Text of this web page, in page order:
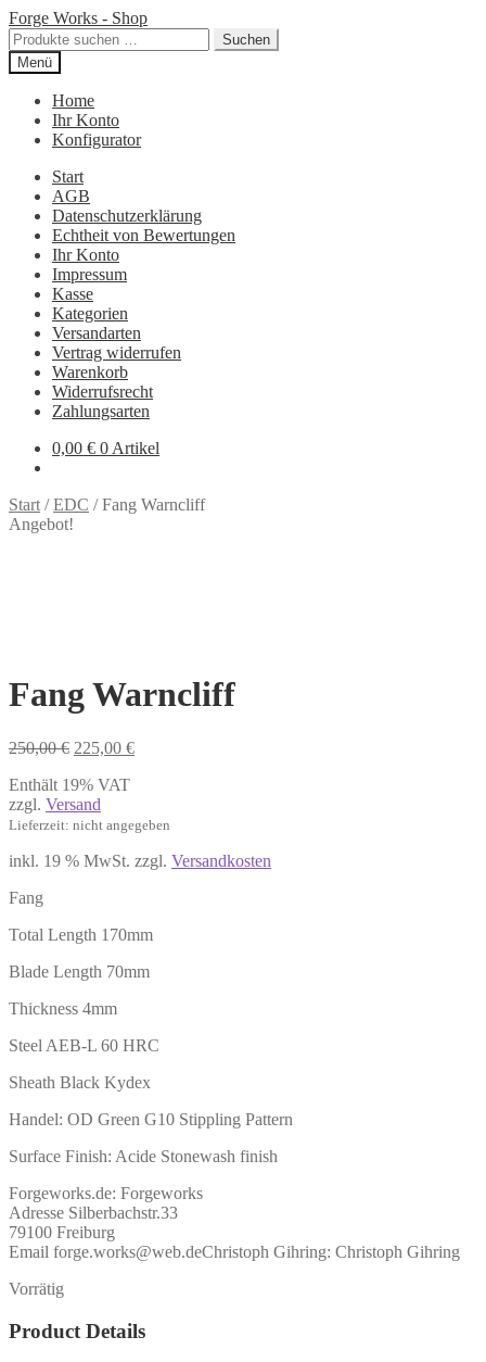
Zur
Navigation
springen
Zum
Inhalt
springen
Forge Works - Shop
Suchen
nach:
Suchen
Menü
Home
Ihr Konto
Konfigurator
Start
AGB
Datenschutzerklärung
Echtheit von Bewertungen
Ihr Konto
Impressum
Kasse
Kategorien
Versandarten
Vertrag widerrufen
Warenkorb
Widerrufsrecht
Zahlungsarten
0,00 € 0 Artikel
Start /EDC /Fang Warncliff
Angebot!
Fang Warncliff
250,00€ Ursprünglicher
war:
250,00 €
225,00 €Aktueller
Enthält 19% VAT
zzgl. Versand
Lieferzeit: nicht angegeben
inkl. 19 % MwSt. zzgl. Versandkosten
Fang
Total Length 170mm
Blade Length 70mm
Thickness 4mm
Steel AEB-L 60 HRC
Sheath Black Kydex
Handel: OD Green G10 Stippling Pattern
Surface Finish: Acide Stonewash finish
Forgeworks.de: Forgeworks
Adresse Silberbachstr.33
79100 Freiburg
Email forge.works@web.deChristoph Gihring: Christoph Gihring
Vorrätig
Product Details